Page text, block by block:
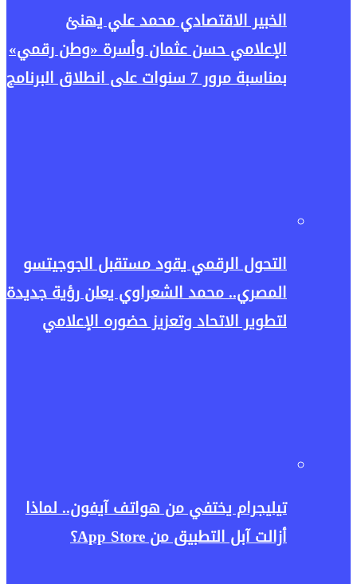
الخبير الاقتصادي محمد علي يهنئ
الإعلامي حسن عثمان وأسرة «وطن رقمي»
بمناسبة مرور 7 سنوات على انطلاق البرنامج
التحول الرقمي يقود مستقبل الجوجيتسو
المصري.. محمد الشعراوي يعلن رؤية جديدة
لتطوير الاتحاد وتعزيز حضوره الإعلامي
تيليجرام يختفي من هواتف آيفون.. لماذا
أزالت آبل التطبيق من App Store؟